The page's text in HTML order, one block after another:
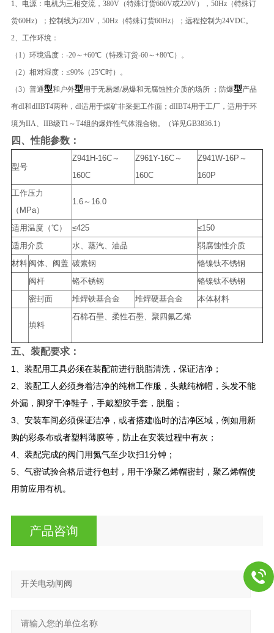
1、电源：电机为三相交流，380V（特殊订货660V或220V），50Hz（特殊订
货60Hz）；控制线为220V，50Hz（特殊订货60Hz）；远程控制为24VDC。
2、工作环境：
（1）环境温度：-20～+60℃（特殊订货-60～+80℃）。
（2）相对湿度：≤90%（25℃时）。
（3）普通型和户外型用于无易燃/易爆和无腐蚀性介质的场所 ；防爆型产品
有dI和dIIBT4两种，dI适用于煤矿非采掘工作面；dIIBT4用于工厂，适用于环
境为IIA、IIB级T1～T4组的爆炸性气体混合物。（详见GB3836.1）
四、​​性能参数：
型号
Z941H-16C～
160C
Z961Y-16C～
160C
Z941W-16P～
160P
工作压力
（MPa）
1.6～16.0
适用温度（℃） ≤425
≤150
适用介质
水、蒸汽、油品
弱腐蚀性介质
材料 阀体、阀盖 碳素钢
铬镍钛不锈钢
阀杆
铬不锈钢
铬镍钛不锈钢
密封面
堆焊铁基合金 堆焊硬基合金 本体材料
填料
石棉石墨、柔性石墨、聚四氟乙烯
五、装配要求：
1、装配用工具必须在装配前进行脱脂清洗，保证洁净；
2、装配工人必须身着洁净的纯棉工作服，头戴纯棉帽，头发不能
外漏，脚穿干净鞋子，手戴塑胶手套，脱脂；
3、安装车间必须保证洁净，或者搭建临时的洁净区域，例如用新
购的彩条布或者塑料薄膜等，防止在安装过程中有灰；
4、装配完成的阀门用氮气至少吹扫1分钟；
5、气密试验合格后进行包封，用干净聚乙烯帽密封，聚乙烯帽使
用前应用有机。
产品咨询